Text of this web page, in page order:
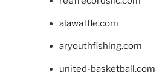
alawaffle.com
aryouthfishing.com
united-basketball.com